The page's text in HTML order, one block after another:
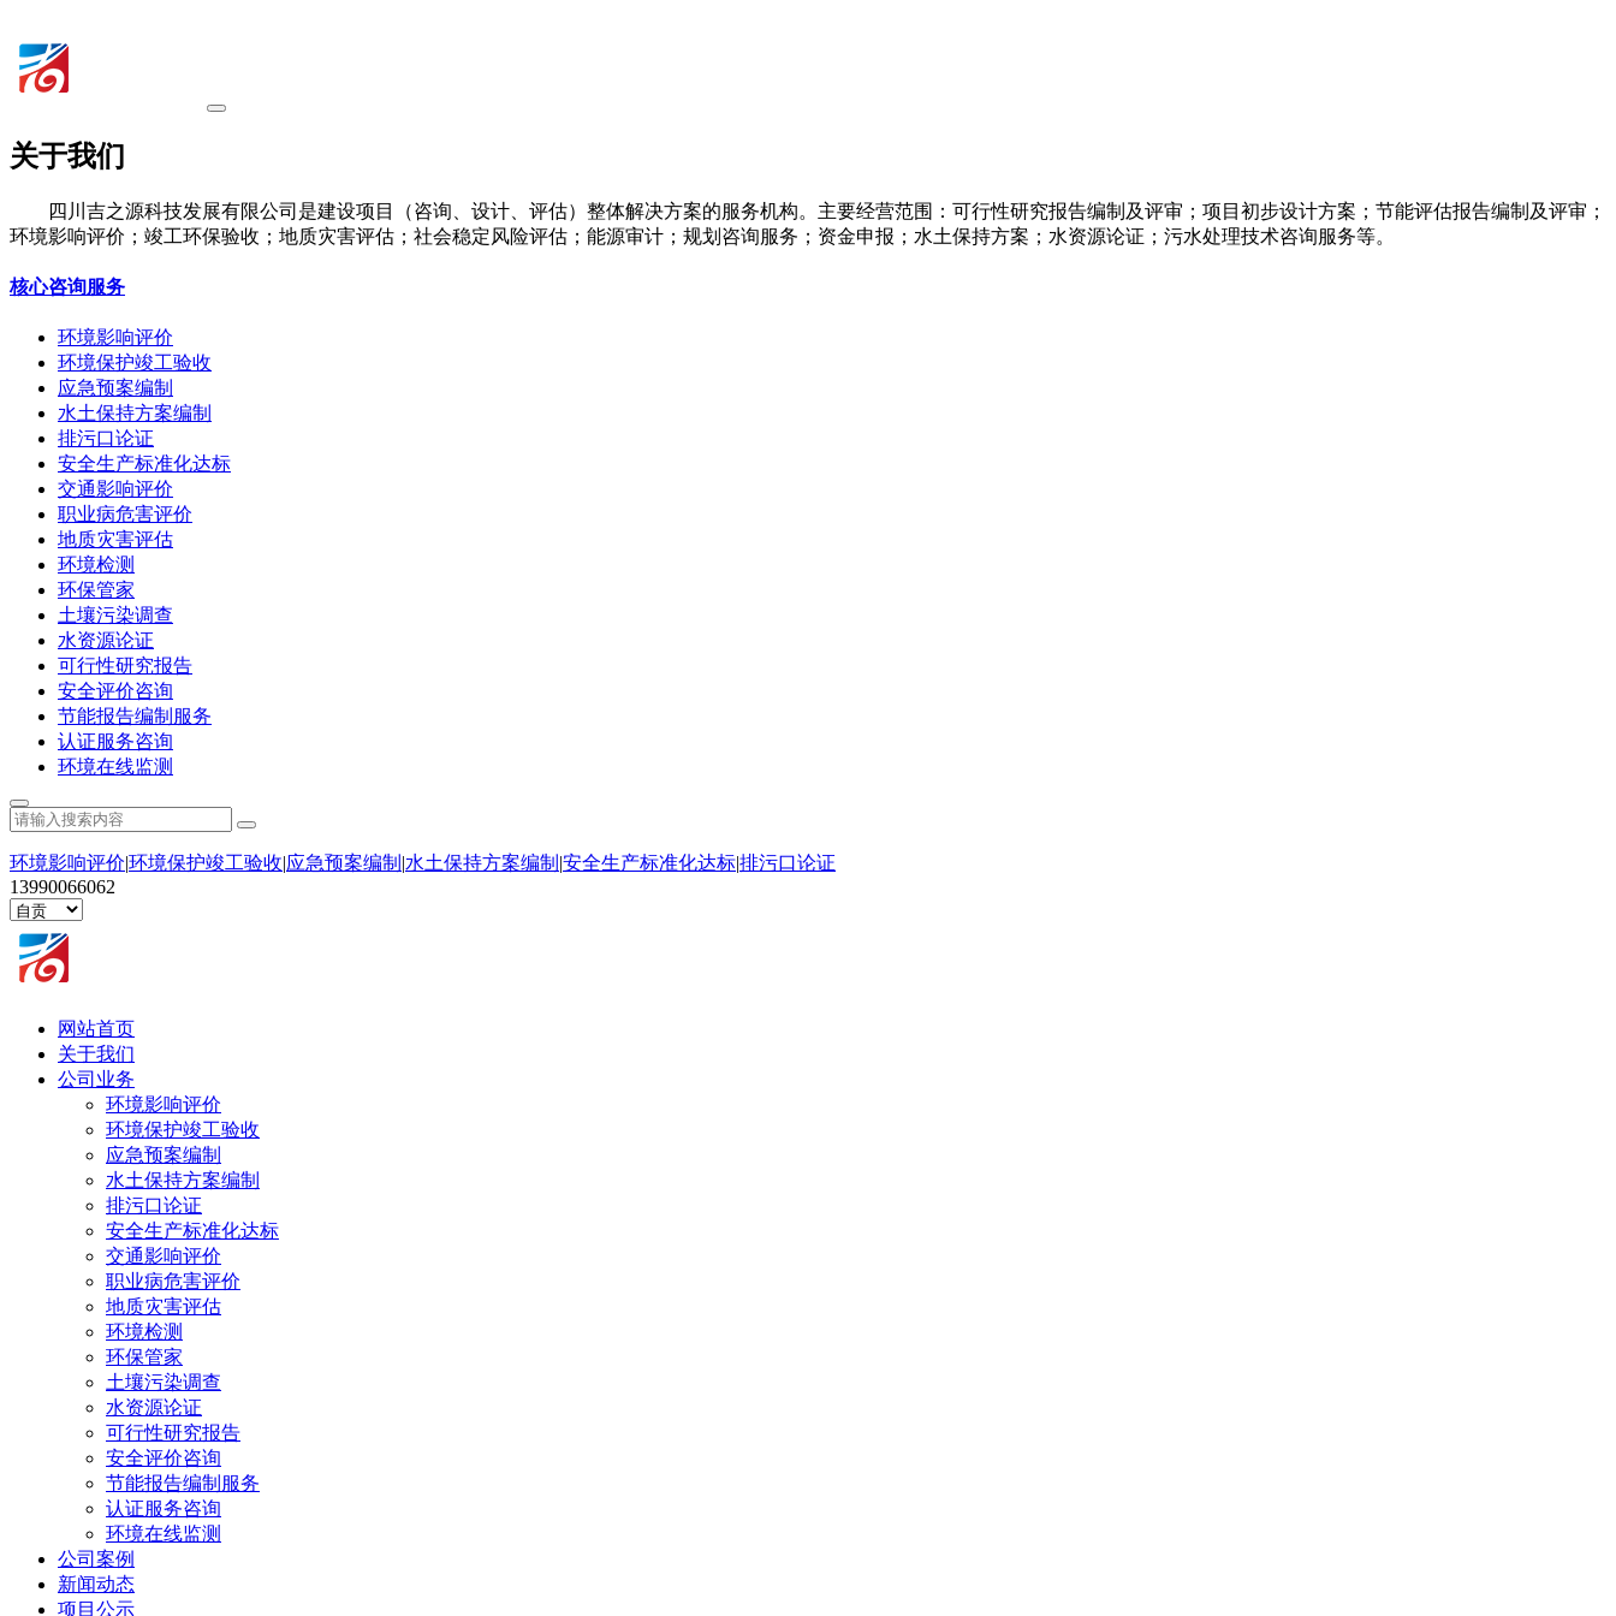
关于我们
四川吉之源科技发展有限公司是建设项目（咨询、设计、评估）整体解决方案的服务机构。主要经营范围：可行性研究报告编制及评审；项目初步设计方案；节能评估报告编制及评审；
环境影响评价；竣工环保验收；地质灾害评估；社会稳定风险评估；能源审计；规划咨询服务；资金申报；水土保持方案；水资源论证；污水处理技术咨询服务等。
核心咨询服务
环境影响评价
环境保护竣工验收
应急预案编制
水土保持方案编制
排污口论证
安全生产标准化达标
交通影响评价
职业病危害评价
地质灾害评估
环境检测
环保管家
土壤污染调查
水资源论证
可行性研究报告
安全评价咨询
节能报告编制服务
认证服务咨询
环境在线监测
环境影响评价|环境保护竣工验收|应急预案编制 |水土保持方案编制 |安全生产标准化达标|排污口论证
13990066062
网站首页
关于我们
公司业务
环境影响评价
环境保护竣工验收
应急预案编制
水土保持方案编制
排污口论证
安全生产标准化达标
交通影响评价
职业病危害评价
地质灾害评估
环境检测
环保管家
土壤污染调查
水资源论证
可行性研究报告
安全评价咨询
节能报告编制服务
认证服务咨询
环境在线监测
公司案例
新闻动态
项目公示